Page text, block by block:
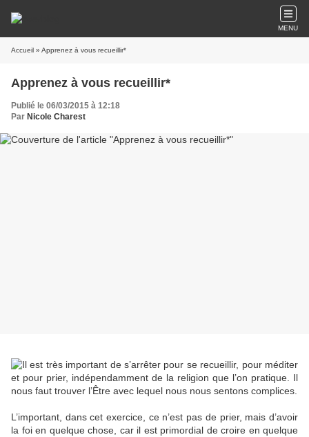
MENU
Accueil » Apprenez à vous recueillir*
Apprenez à vous recueillir*
Publié le 06/03/2015 à 12:18
Par Nicole Charest
Il est très important de s’arrêter pour se recueillir, pour méditer
et pour prier, indépendamment de la religion que l’on pratique. Il
nous faut trouver l’Être avec lequel nous nous sentons complices.
L’important, dans cet exercice, ce n’est pas de prier, mais d’avoir
la foi en quelque chose, car il est primordial de croire en quelque